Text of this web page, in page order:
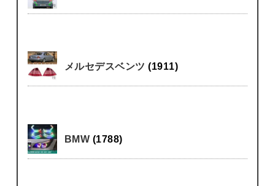
メルセデスベンツ(1911)
BMW (1788)